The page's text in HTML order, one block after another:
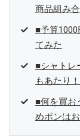
商品組み
■予算
てみた
■シャトレ
もあたり！
■何を買お
めポンは